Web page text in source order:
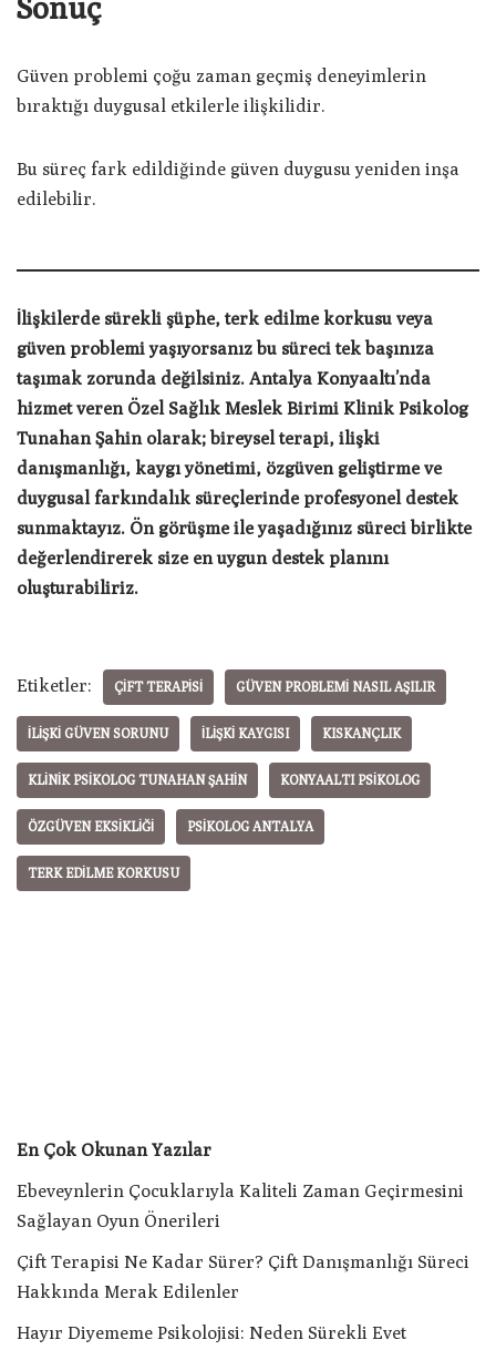
Güven problemi çoğu zaman geçmiş deneyimlerin
bıraktığı duygusal etkilerle ilişkilidir.
Bu süreç fark edildiğinde güven duygusu yeniden inşa
edilebilir.
İlişkilerde sürekli şüphe, terk edilme korkusu veya
güven problemi yaşıyorsanız bu süreci tek başınıza
taşımak zorunda değilsiniz. Antalya Konyaaltı’nda
hizmet veren Özel Sağlık Meslek Birimi Klinik Psikolog
Tunahan Şahin olarak; bireysel terapi, ilişki
danışmanlığı, kaygı yönetimi, özgüven geliştirme ve
duygusal farkındalık süreçlerinde profesyonel destek
sunmaktayız. Ön görüşme ile yaşadığınız süreci birlikte
değerlendirerek size en uygun destek planını
oluşturabiliriz.
Etiketler: ÇIFT TERAPISI GÜVEN PROBLEMI NASIL AŞILIR
ILIŞKI GÜVEN SORUNU ILIŞKI KAYGISI KISKANÇLIK
KLINIK PSIKOLOG TUNAHAN ŞAHIN KONYAALTI PSIKOLOG
ÖZGÜVEN EKSIKLIĞI PSIKOLOG ANTALYA
TERK EDILME KORKUSU
En Çok Okunan Yazılar
Ebeveynlerin Çocuklarıyla Kaliteli Zaman Geçirmesini
Sağlayan Oyun Önerileri
Çift Terapisi Ne Kadar Sürer? Çift Danışmanlığı Süreci
Hakkında Merak Edilenler
Hayır Diyememe Psikolojisi: Neden Sürekli Evet